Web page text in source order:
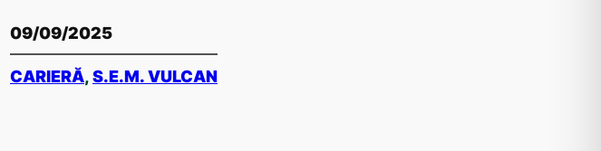
09/09/2025
CARIERĂ, S.E.M. VULCAN